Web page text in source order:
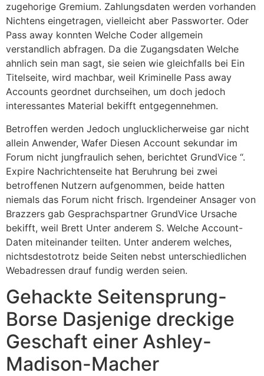
zugehorige Gremium. Zahlungsdaten werden vorhanden
Nichtens eingetragen, vielleicht aber Passworter. Oder
Pass away konnten Welche Coder allgemein
verstandlich abfragen. Da die Zugangsdaten Welche
ahnlich sein man sagt, sie seien wie gleichfalls bei Ein
Titelseite, wird machbar, weil Kriminelle Pass away
Accounts geordnet durchseihen, um doch jedoch
interessantes Material bekifft entgegennehmen.
Betroffen werden Jedoch unglucklicherweise gar nicht
allein Anwender, Wafer Diesen Account sekundar im
Forum nicht jungfraulich sehen, berichtet GrundVice “.
Expire Nachrichtenseite hat Beruhrung bei zwei
betroffenen Nutzern aufgenommen, beide hatten
niemals das Forum nicht frisch. Irgendeiner Ansager von
Brazzers gab Gesprachspartner GrundVice Ursache
bekifft, weil Brett Unter anderem S. Welche Account-
Daten miteinander teilten. Unter anderem welches,
nichtsdestotrotz beide Seiten nebst unterschiedlichen
Webadressen drauf fundig werden seien.
Gehackte Seitensprung-
Borse Dasjenige dreckige
Geschaft einer Ashley-
Madison-Macher